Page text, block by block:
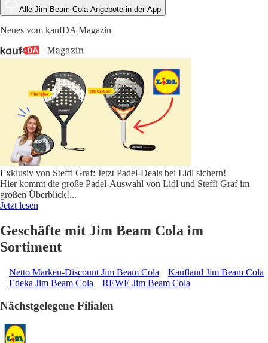
Alle Jim Beam Cola Angebote in der App
Neues vom kaufDA Magazin
Exklusiv von Steffi Graf: Jetzt Padel-Deals bei Lidl sichern!
Hier kommt die große Padel-Auswahl von Lidl und Steffi Graf im
großen Überblick!...
Jetzt lesen
Geschäfte mit Jim Beam Cola im
Sortiment
Netto Marken-Discount Jim Beam Cola
Kaufland Jim Beam Cola
Edeka Jim Beam Cola
REWE Jim Beam Cola
Nächstgelegene Filialen